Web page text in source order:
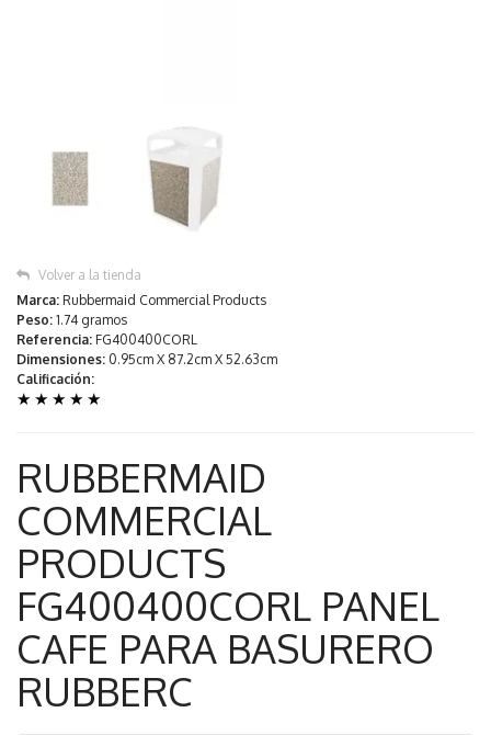
Volver a la tienda
Marca: Rubbermaid Commercial Products
Peso: 1.74 gramos
Referencia: FG400400CORL
Dimensiones: 0.95cm X 87.2cm X 52.63cm
Calificación:
★ ★ ★ ★ ★
RUBBERMAID
COMMERCIAL
PRODUCTS
FG400400CORL PANEL
CAFE PARA BASURERO
RUBBERC